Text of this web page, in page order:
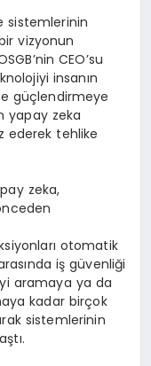
sistemlerinin
vizyonun
CEO’su
insanın
güçlendirmeye
yapay zeka
ederek tehlike
zeka,
otomatik
iş güvenliği
aramaya ya da
kadar birçok
sistemlerinin